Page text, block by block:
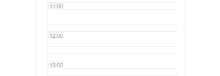
11:00
12:00
13:00